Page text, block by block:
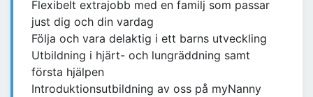
Flexibelt extrajobb med en familj som passar
just dig och din vardag
Följa och vara delaktig i ett barns utveckling
Utbildning i hjärt- och lungräddning samt
första hjälpen
Introduktionsutbildning av oss på myNanny